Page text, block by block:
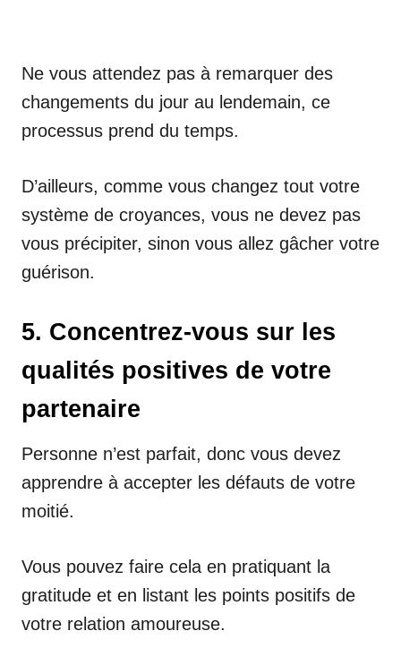
Ne vous attendez pas à remarquer des
changements du jour au lendemain, ce
processus prend du temps.
D’ailleurs, comme vous changez tout votre
système de croyances, vous ne devez pas
vous précipiter, sinon vous allez gâcher votre
guérison.
5. Concentrez-vous sur les
qualités positives de votre
partenaire
Personne n’est parfait, donc vous devez
apprendre à accepter les défauts de votre
moitié.
Vous pouvez faire cela en pratiquant la
gratitude et en listant les points positifs de
votre relation amoureuse.